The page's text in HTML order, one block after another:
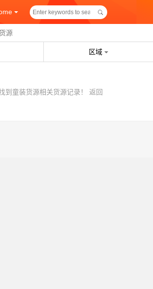
源
区域
到童装货源相关货源记录！ 返回